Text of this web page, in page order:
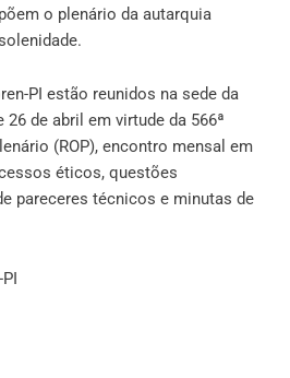
o plenário da autarquia
PI estão reunidos na sede da
de abril em virtude da 566ª
(ROP), encontro mensal em
éticos, questões
pareceres técnicos e minutas de